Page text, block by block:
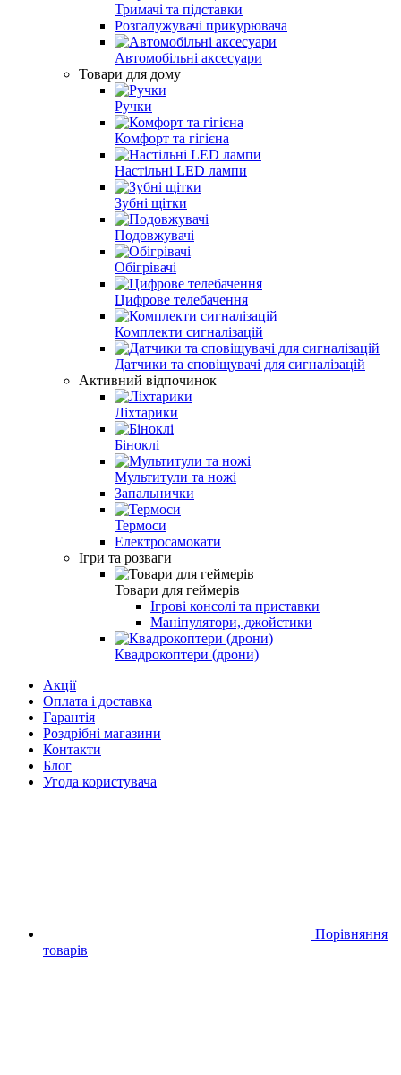
Тримачі та підставки
Розгалужувачі прикурювача
Автомобільні аксесуари
Товари для дому
Ручки
Комфорт та гігієна
Настільні LED лампи
Зубні щітки
Подовжувачі
Обігрівачі
Цифрове телебачення
Комплекти сигналізацій
Датчики та сповіщувачі для сигналізацій
Активний відпочинок
Ліхтарики
Біноклі
Мультитули та ножі
Запальнички
Термоси
Електросамокати
Ігри та розваги
Товари для геймерів
Ігрові консолі та приставки
Маніпулятори, джойстики
Квадрокоптери (дрони)
Акції
Оплата і доставка
Гарантія
Роздрібні магазини
Контакти
Блог
Угода користувача
Порівняння
товарів